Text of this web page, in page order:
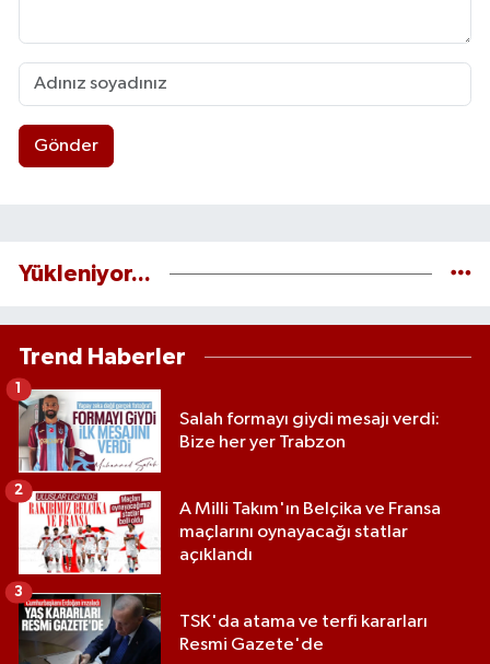
Gönder
Yükleniyor...
Trend Haberler
Salah formayı giydi mesajı verdi:
Bize her yer Trabzon
A Milli Takım'ın Belçika ve Fransa
maçlarını oynayacağı statlar
açıklandı
2
TSK'da atama ve terfi kararları
Resmi Gazete'de
3